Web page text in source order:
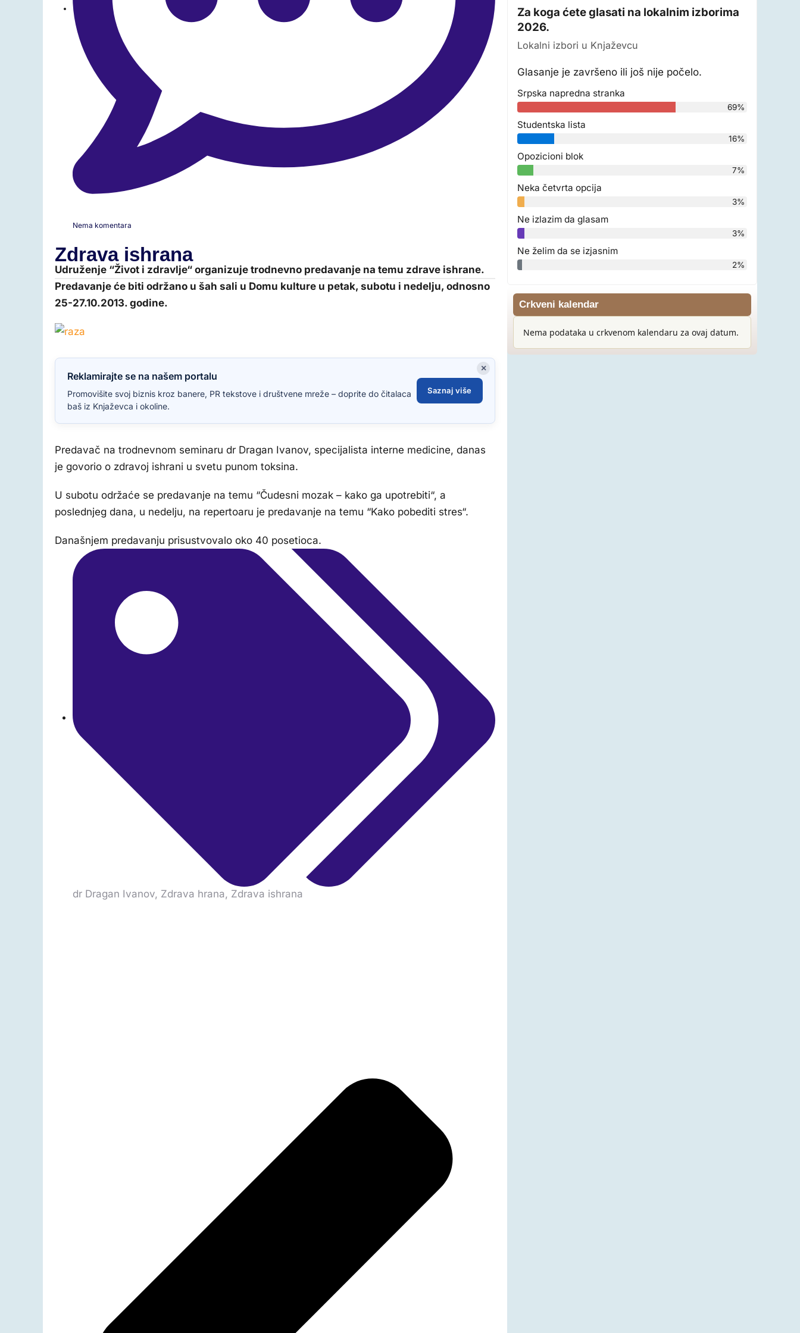
Nema komentara
Zdrava ishrana
Udruženje “Život i zdravlje“ organizuje trodnevno predavanje na temu zdrave ishrane.
Predavanje će biti održano u šah sali u Domu kulture u petak, subotu i nedelju, odnosno
25-27.10.2013. godine.
×
Reklamirajte se na našem portalu
Promovišite svoj biznis kroz banere, PR tekstove i društvene mreže – doprite do čitalaca
baš iz Knjaževca i okoline.
Saznaj više
Predavač na trodnevnom seminaru dr Dragan Ivanov, specijalista interne medicine, danas
je govorio o zdravoj ishrani u svetu punom toksina.
U subotu održaće se predavanje na temu “Čudesni mozak – kako ga upotrebiti“, a
poslednjeg dana, u nedelju, na repertoaru je predavanje na temu “Kako pobediti stres“.
Današnjem predavanju prisustvovalo oko 40 posetioca.
dr Dragan Ivanov, Zdrava hrana, Zdrava ishrana
Za koga ćete glasati na lokalnim izborima
2026.
Lokalni izbori u Knjaževcu
Glasanje je završeno ili još nije počelo.
Srpska napredna stranka
69%
Studentska lista
16%
Opozicioni blok
7%
Neka četvrta opcija
3%
Ne izlazim da glasam
3%
Ne želim da se izjasnim
2%
Crkveni kalendar
Nema podataka u crkvenom kalendaru za ovaj datum.